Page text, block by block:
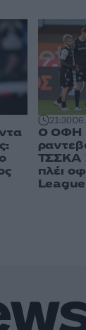
21:30
Ο ΟΦΗ
ΤΣΣΚΑ
πλέι
League